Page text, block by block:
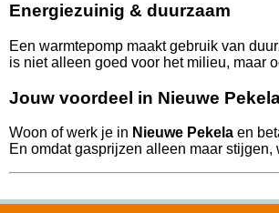
Energiezuinig & duurzaam
Een warmtepomp maakt gebruik van
is niet alleen goed voor het milieu, maar
Jouw voordeel in Nieuwe
Woon of werk je in Nieuwe Pekela en
En omdat gasprijzen alleen maar stijgen,